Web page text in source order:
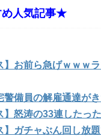
人気記事★
】お前ら急げｗｗｗ
警備員の解雇通達が
】怒涛の33連したっ
】ガチャぶん回し放